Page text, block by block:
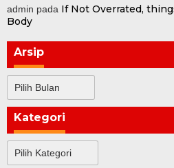
admin pada If Not Overrated,
Body
Arsip
Kategori